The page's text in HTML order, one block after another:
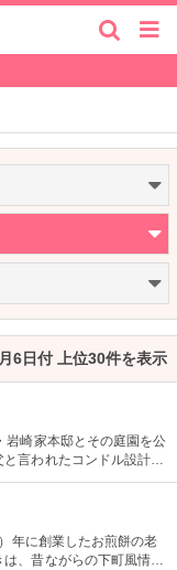
6日付 上位30件を表示
岩崎家本邸とその庭園を公
言われたコンドル設計の
で見応えたっぷり。重要
年に創業したお煎餅の老
、昔ながらの下町風情と